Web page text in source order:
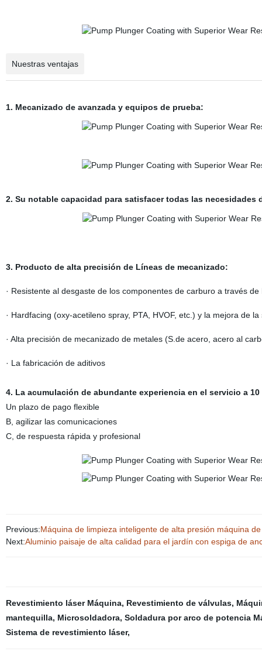
Nuestras ventajas
1. Mecanizado de avanzada y equipos de prueba:
2. Su notable capacidad para satisfacer todas las necesidades
3. Producto de alta precisión de Líneas de mecanizado:
· Resistente al desgaste de los componentes de carburo a través
· Hardfacing (oxy-acetileno spray, PTA, HVOF, etc.) y la mejora de
· Alta precisión de mecanizado de metales (S.de acero, acero al
· La fabricación de aditivos
4. La acumulación de abundante experiencia en el servicio a
Un plazo de pago flexible
B, agilizar las comunicaciones
C, de respuesta rápida y profesional
Previous:Máquina de limpieza inteligente de alta presión máquina
Next:Aluminio paisaje de alta calidad para el jardín con espiga de
Revestimiento láser Máquina, Revestimiento de válvulas,
mantequilla, Microsoldadora, Soldadura por arco de potencia
Sistema de revestimiento láser,